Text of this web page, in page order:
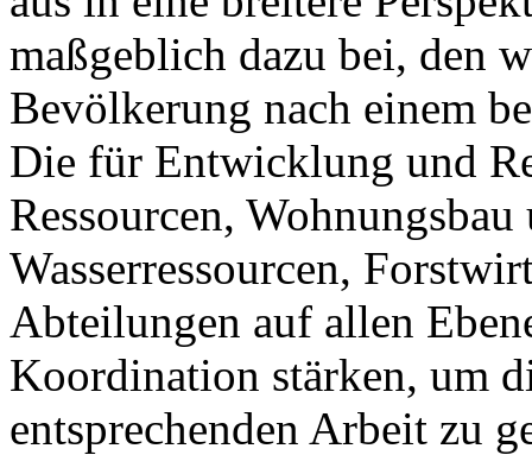
maßgeblich dazu bei, den
Bevölkerung nach einem
Die für Entwicklung und
Ressourcen,
Wasserressourcen,
Abteilungen auf allen
Koordination stärken, um
entsprechenden Arbeit zu